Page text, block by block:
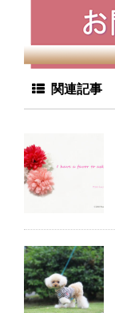
関連記事